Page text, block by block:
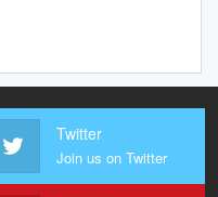
Twitter
Join us on Twitter